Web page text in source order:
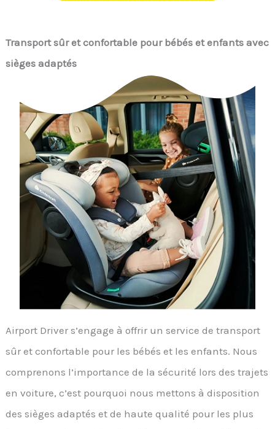
Transport sûr et confortable pour bébés et enfants avec
sièges adaptés
Airport Driver s’engage à offrir un service de transport
sûr et confortable pour les bébés et les enfants. Nous
comprenons l’importance de la sécurité lors des trajets
en voiture, c’est pourquoi nous mettons à disposition
des sièges adaptés et de haute qualité pour les plus